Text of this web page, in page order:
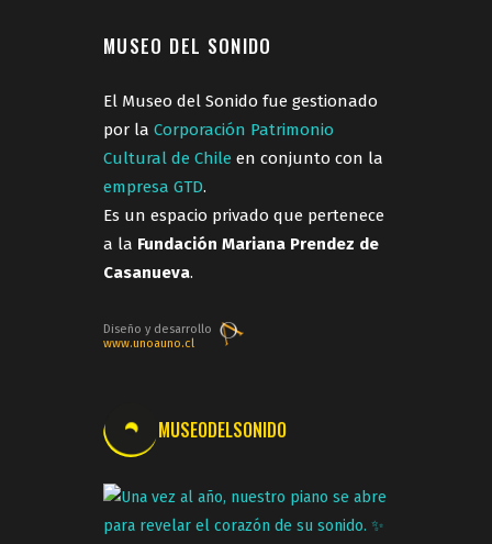
MUSEO DEL SONIDO
El Museo del Sonido fue gestionado
por la Corporación Patrimonio
Cultural de Chile en conjunto con la
empresa GTD.
Es un espacio privado que pertenece
a la Fundación Mariana Prendez de
Casanueva.
Diseño y desarrollo
www.unoauno.cl
MUSEODELSONIDO